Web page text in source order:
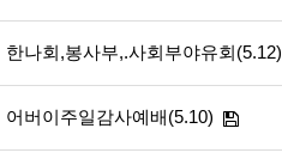
한나회,봉사부,.사회부야유회(5.12)
어버이주일감사예배(5.10)